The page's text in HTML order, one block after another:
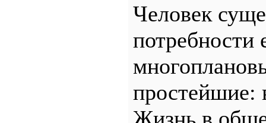
Человек
простейшие: